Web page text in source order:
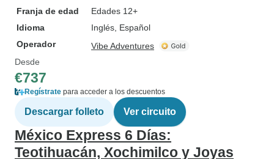
Franja de edad
Edades 12+
Idioma
Inglés, Español
Operador
Vibe Adventures
Desde
€737
Regístrate para acceder a los descuentos
Descargar folleto Ver circuito
México Express 6 Días:
Teotihuacán, Xochimilco y Joyas